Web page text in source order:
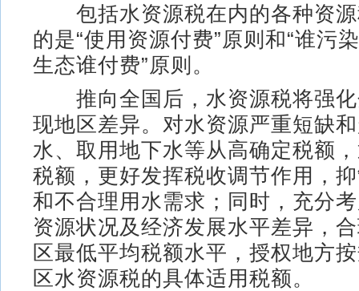
包括水资源税在内的各种资源
的是“使用资源付费”原则和“谁污
生态谁付费”原则。
推向全国后，水资源税将强化
现地区差异。对水资源严重短缺
水、取用地下水等从高确定税额
税额，更好发挥税收调节作用，
和不合理用水需求；同时，充分
资源状况及经济发展水平差异，
区最低平均税额水平，授权地方
区水资源税的具体适用税额。